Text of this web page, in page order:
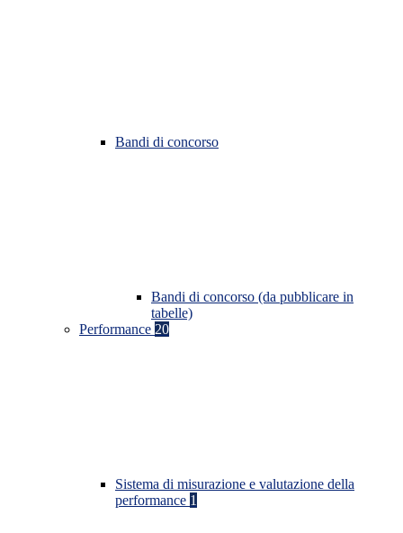
Bandi di concorso
Bandi di concorso (da pubblicare in
tabelle)
Performance 20
Sistema di misurazione e valutazione della
performance 1